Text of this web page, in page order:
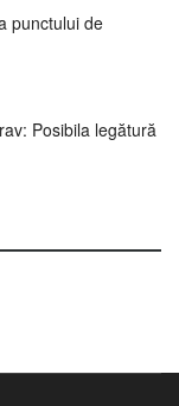
punctului de
Posibila legătură